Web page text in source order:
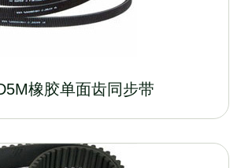
橡胶单面齿同步带